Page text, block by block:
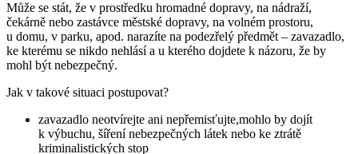
Může se stát, že v prostředku hromadné dopravy, na nádraží,
čekárně nebo zastávce městské dopravy, na volném prostoru,
u domu, v parku, apod. narazíte na podezřelý předmět – zavazadlo,
ke kterému se nikdo nehlásí a u kterého dojdete k názoru, že by
mohl být nebezpečný.
Jak v takové situaci postupovat?
zavazadlo neotvírejte ani nepřemisťujte,mohlo by dojít
k výbuchu, šíření nebezpečných látek nebo ke ztrátě
kriminalistických stop